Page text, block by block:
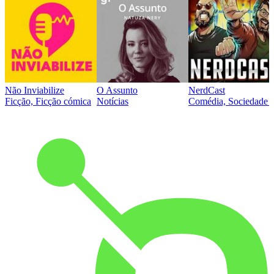
Não Inviabilize
Ficção, Ficção cómica
O Assunto
Notícias
NerdCast
Comédia, Sociedade